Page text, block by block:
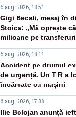
6 aug. 2026, 18:51
Gigi Becali, mesaj în
Stoica: „Mă oprește
milioane pe
6 aug. 2026, 18:11
Accident pe drumul
de urgență. Un TIR a
încărcate cu mașini
6 aug. 2026, 17:38
Ilie Bolojan anunță